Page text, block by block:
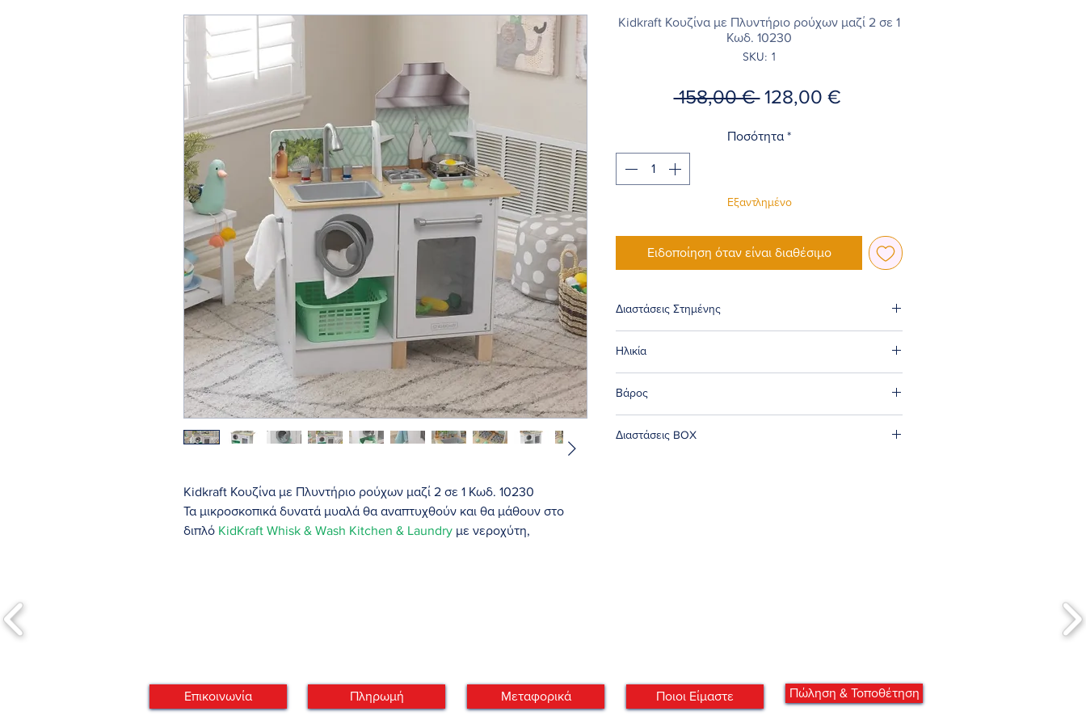
Kidkraft Κουζίνα με Πλυντήριο ρούχων μαζί 2 σε 1 Κωδ. 10230
Τα μικροσκοπικά δυνατά μυαλά θα αναπτυχθούν και θα μάθουν στο
διπλό KidKraft Whisk & Wash Kitchen & Laundry με νεροχύτη,
πορτών, περιστρεφόμενα κουμπιά βρύσης και κουμπιά με δυνατότητα
κλικ.
Kidkraft Κουζίνα με Πλυντήριο ρούχων μαζί 2 σε 1
Κωδ. 10230
SKU: 1
158,00 € Κανονική
128,00 €Τιμή
Ποσότητα *
Εξαντλημένο
Ειδοποίηση όταν είναι διαθέσιμο
Διαστάσεις Στημένης
Ηλικία
Βάρος
Διαστάσεις BOX
Επικοινωνία Πληρωμή Μεταφορικά Ποιοι Είμαστε Πώληση & Τοποθέτηση